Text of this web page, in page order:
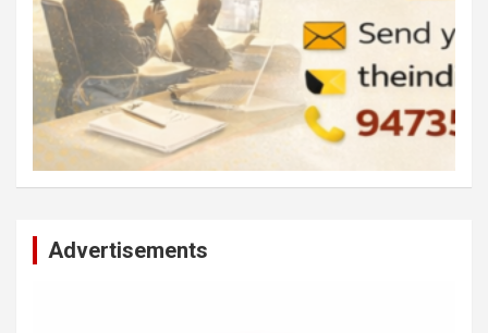
Advertisements